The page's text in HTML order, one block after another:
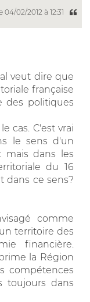
04/02/2012 à 12:31
veut dire que
française
des politiques
cas. C'est vrai
le sens d'un
mais dans les
du 16
dans ce sens?
comme
territoire des
financière.
la Région
compétences
toujours dans